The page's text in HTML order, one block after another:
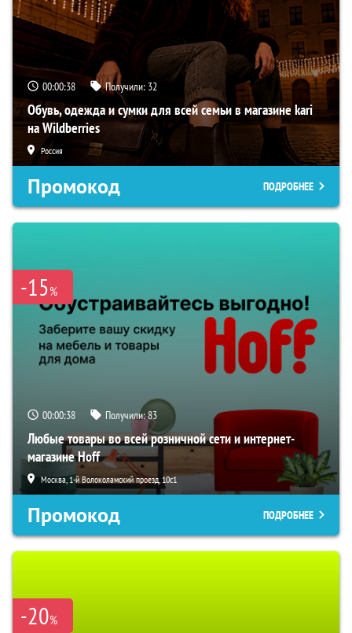
00:00:37 Получили: 32
Обувь, одежда и сумки для всей семьи в магазине kari
на Wildberries
Россия
Промокод ПОДРОБНЕЕ
-15%
00:00:37 Получили:83
Любые товары во всей розничной сети и интернет-
магазине Hoff
Москва, 1-й Волоколамский проезд, 10с1
Промокод ПОДРОБНЕЕ
-20%